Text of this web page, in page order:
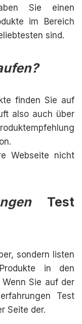
Sie einen
im Bereich
sind.
finden Sie auf
also auch über
Webseite nicht
Test
sondern listen
in den
Sie auf der
Test
Seite der.